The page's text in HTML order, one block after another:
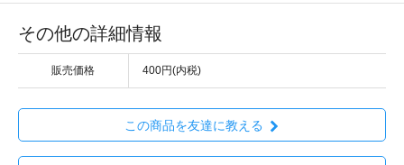
その他の詳細情報
販売価格 400円(内税)
この商品を友達に教える